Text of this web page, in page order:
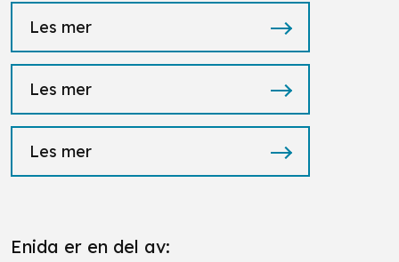
Les mer
Les mer
Les mer
Enida er en del av: